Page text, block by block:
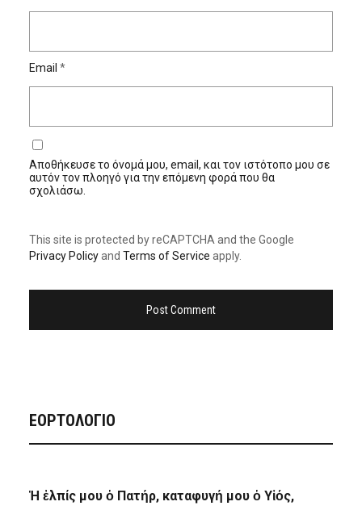
Email *
Αποθήκευσε το όνομά μου, email, και τον ιστότοπο μου σε
αυτόν τον πλοηγό για την επόμενη φορά που θα
σχολιάσω.
This site is protected by reCAPTCHA and the Google
Privacy Policyand Terms of Service apply.
ΕΟΡΤΟΛΟΓΙΟ
Ἡ ἐλπίς μου ὁ Πατήρ, καταφυγή μου ὁ Υἱός,